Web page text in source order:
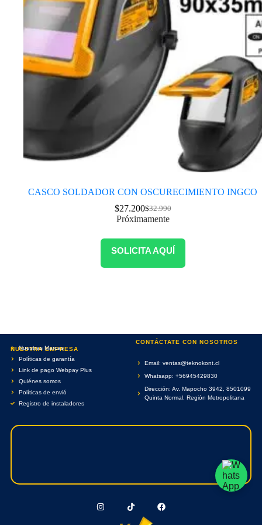
CASCO SOLDADOR CON OSCURECIMIENTO INGCO
$32.990
$27.200
Próximamente
SOLICITA AQUÍ
NUESTRA EMPRESA
Nuestras Marcas
Políticas de garantía
Link de pago Webpay Plus
Quiénes somos
Políticas de envió
Registro de instaladores
CONTÁCTATE CON NOSOTROS
Email: ventas@teknokont.cl
Whatsapp: +56945429830
Dirección: Av. Mapocho 3942, 8501099
Quinta Normal, Región Metropolitana